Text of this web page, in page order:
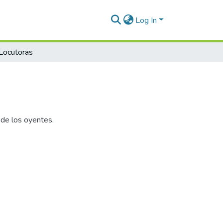
Log In
los oyentes.